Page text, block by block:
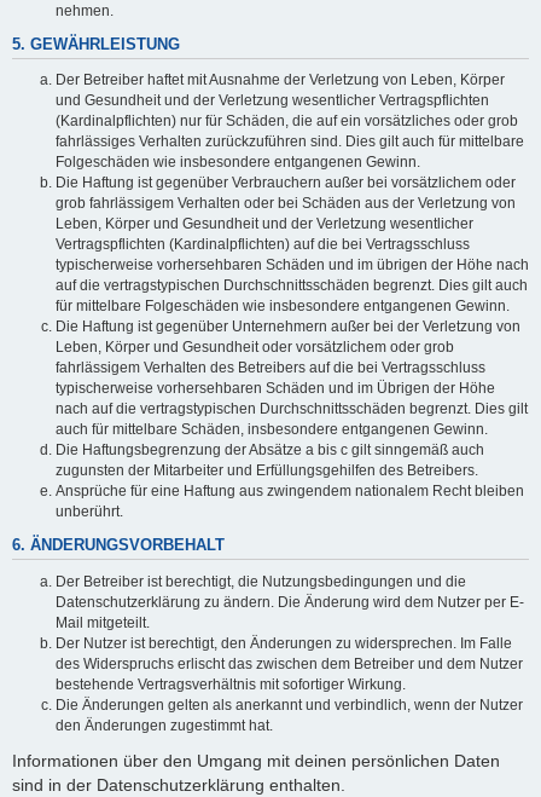
nehmen.
5. GEWÄHRLEISTUNG
Der Betreiber haftet mit Ausnahme der Verletzung von Leben, Körper
und Gesundheit und der Verletzung wesentlicher Vertragspflichten
(Kardinalpflichten) nur für Schäden, die auf ein vorsätzliches oder grob
fahrlässiges Verhalten zurückzuführen sind. Dies gilt auch für mittelbare
Folgeschäden wie insbesondere entgangenen Gewinn.
Die Haftung ist gegenüber Verbrauchern außer bei vorsätzlichem oder
grob fahrlässigem Verhalten oder bei Schäden aus der Verletzung von
Leben, Körper und Gesundheit und der Verletzung wesentlicher
Vertragspflichten (Kardinalpflichten) auf die bei Vertragsschluss
typischerweise vorhersehbaren Schäden und im übrigen der Höhe nach
auf die vertragstypischen Durchschnittsschäden begrenzt. Dies gilt auch
für mittelbare Folgeschäden wie insbesondere entgangenen Gewinn.
Die Haftung ist gegenüber Unternehmern außer bei der Verletzung von
Leben, Körper und Gesundheit oder vorsätzlichem oder grob
fahrlässigem Verhalten des Betreibers auf die bei Vertragsschluss
typischerweise vorhersehbaren Schäden und im Übrigen der Höhe
nach auf die vertragstypischen Durchschnittsschäden begrenzt. Dies gilt
auch für mittelbare Schäden, insbesondere entgangenen Gewinn.
Die Haftungsbegrenzung der Absätze a bis c gilt sinngemäß auch
zugunsten der Mitarbeiter und Erfüllungsgehilfen des Betreibers.
Ansprüche für eine Haftung aus zwingendem nationalem Recht bleiben
unberührt.
6. ÄNDERUNGSVORBEHALT
Der Betreiber ist berechtigt, die Nutzungsbedingungen und die
Datenschutzerklärung zu ändern. Die Änderung wird dem Nutzer per E-
Mail mitgeteilt.
Der Nutzer ist berechtigt, den Änderungen zu widersprechen. Im Falle
des Widerspruchs erlischt das zwischen dem Betreiber und dem Nutzer
bestehende Vertragsverhältnis mit sofortiger Wirkung.
Die Änderungen gelten als anerkannt und verbindlich, wenn der Nutzer
den Änderungen zugestimmt hat.
Informationen über den Umgang mit deinen persönlichen Daten
sind in der Datenschutzerklärung enthalten.